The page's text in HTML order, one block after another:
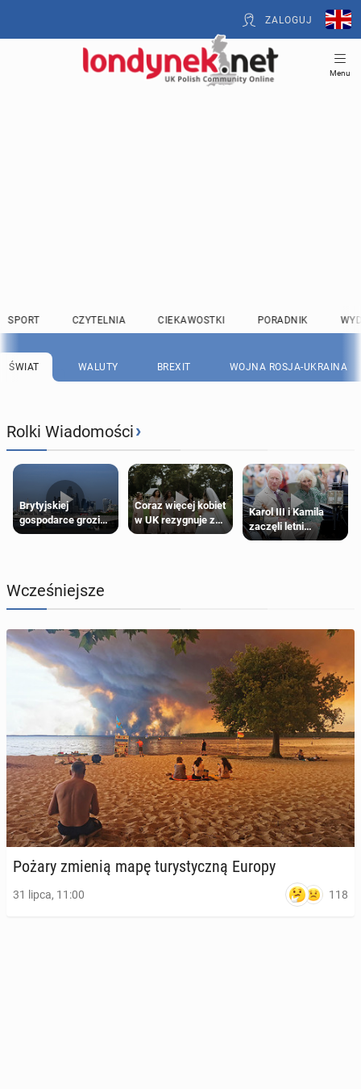
ZALOGUJ
Menu
SPORT CZYTELNIA CIEKAWOSTKI PORADNIK
ŚWIAT WALUTY BREXIT WOJNA ROSJA-UKRAINA
Rolki Wiadomości›
Brytyjskiej
gospodarce grozi
recesja, jeśli
Coraz więcej kobiet
w UK rezygnuje z
roli druhny na
Karol III i Kamila
zaczęli letni
odpoczynek po
Wcześniejsze
Pożary zmienią mapę tu­ry­stycz­ną Europy
31 lipca, 11:00 118